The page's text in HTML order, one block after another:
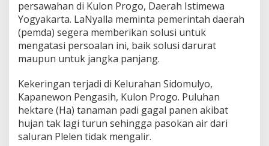
s
i
A
t
s
K
e
k
r
i
persawahan di Kulon Progo, Daerah Istimewa
Yogyakarta. LaNyalla meminta pemerintah daerah
(pemda) segera memberikan solusi untuk
mengatasi persoalan ini, baik solusi darurat
maupun untuk jangka panjang.
Kekeringan terjadi di Kelurahan Sidomulyo,
Kapanewon Pengasih, Kulon Progo. Puluhan
hektare (Ha) tanaman padi gagal panen akibat
hujan tak lagi turun sehingga pasokan air dari
saluran Plelen tidak mengalir.